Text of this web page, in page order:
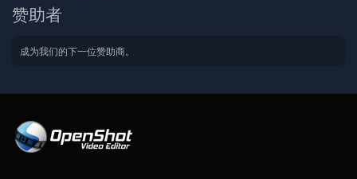
赞助者
成为我们的下一位赞助商。